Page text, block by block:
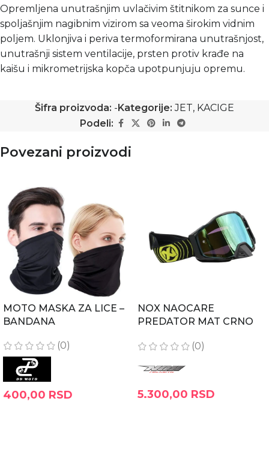
Opremljena unutrašnjim uvlačivim štitnikom za sunce i
spoljašnjim nagibnim vizirom sa veoma širokim vidnim
poljem. Uklonjiva i periva termoformirana unutrašnjost,
unutrašnji sistem ventilacije, prsten protiv krađe na
kaišu i mikrometrijska kopča upotpunjuju opremu.
Šifra proizvoda: -Kategorije: JET, KACIGE
Podeli:
Povezani proizvodi
MOTO MASKA ZA LICE –
BANDANA
(0)
400,00 RSD
NOX NAOCARE
PREDATOR MAT CRNO
(0)
5.300,00 RSD